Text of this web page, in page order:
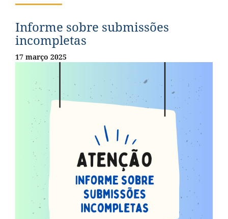
Informe sobre submissões
incompletas
17 março 2025